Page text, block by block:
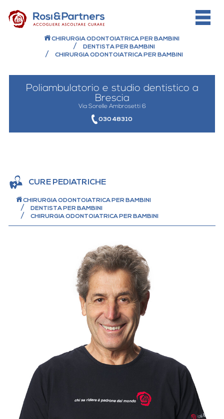
CHIRURGIA ODONTOIATRICA PER BAMBINI
DENTISTA PER BAMBINI
CHIRURGIA ODONTOIATRICA PER BAMBINI
Poliambulatorio e studio dentistico a
Brescia
Via Sorelle Ambrosetti 6
030 48310
CURE PEDIATRICHE
CHIRURGIA ODONTOIATRICA PER BAMBINI
DENTISTA PER BAMBINI
CHIRURGIA ODONTOIATRICA PER BAMBINI